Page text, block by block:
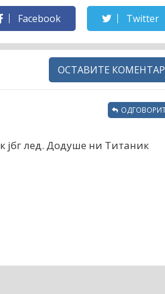
Facebook Twitter
ОСТАВИТЕ КОМЕНТАР
јбг лед. Додуше ни Титаник